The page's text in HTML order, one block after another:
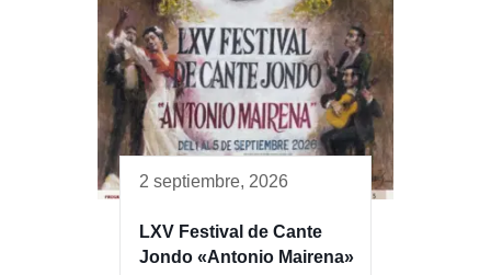
2 septiembre, 2026
LXV Festival de Cante
Jondo «Antonio Mairena»